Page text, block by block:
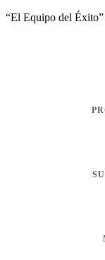
“El Equipo del Éxito”